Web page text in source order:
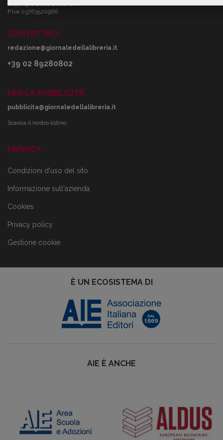
Copyright 2026 Ediser srl
P.Iva 03763520966
CONTATTACI
redazione@giornaledellalibreria.it
+39 02 89280802
PER LA PUBBLICITÀ
pubblicita@giornaledellalibreria.it
Scarica il nostro listino
PRIVACY
Condizioni d'uso del sito
Informazione sull'azienda
Cookies
Privacy policy
Gestione cookie
È UN ECOSISTEMA DI
AIE È ANCHE